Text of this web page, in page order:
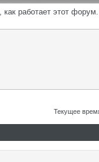
работает этот
Текущее